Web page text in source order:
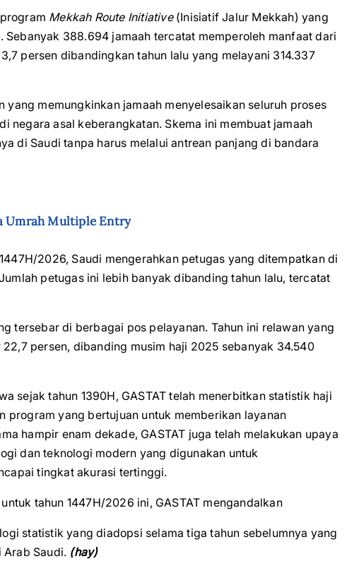
Mekkah Route Initiative(Inisiatif Jalur Mekkah) yang
388.694 jamaah tercatat memperoleh manfaat dari
persen dibandingkan tahun lalu yang melayani 314.337
yang memungkinkan jamaah menyelesaikan seluruh proses
negara asal keberangkatan. Skema ini membuat jamaah
di Saudi tanpa harus melalui antrean panjang di bandara
Umrah Multiple Entry
2026, Saudi mengerahkan petugas yang ditempatkan di
petugas ini lebih banyak dibanding tahun lalu, tercatat
tersebar di berbagai pos pelayanan. Tahun ini relawan yang
persen, dibanding musim haji 2025 sebanyak 34.540
sejak tahun 1390H, GASTAT telah menerbitkan statistik haji
program yang bertujuan untuk memberikan layanan
hampir enam dekade, GASTAT juga telah melakukan upaya
dan teknologi modern yang digunakan untuk
tingkat akurasi tertinggi.
tahun 1447H/2026 ini, GASTAT mengandalkan
statistik yang diadopsi selama tiga tahun sebelumnya yang
Arab Saudi. (hay)